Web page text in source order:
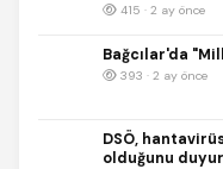
415 · 2 ay önce
Bağcılar'da
393 · 2 ay önce
DSÖ,
olduğunu